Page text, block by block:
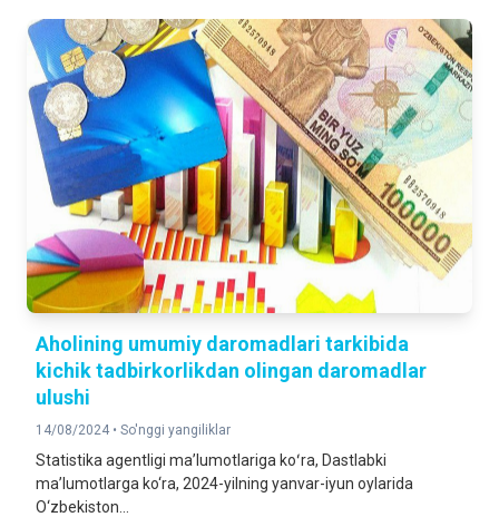
Aholining umumiy daromadlari tarkibida
kichik tadbirkorlikdan olingan daromadlar
ulushi
14/08/2024 • So'nggi yangiliklar
Statistika agentligi maʼlumotlariga koʻra, Dastlabki
ma’lumotlarga ko‘ra, 2024-yilning yanvar-iyun oylarida
O‘zbekiston...